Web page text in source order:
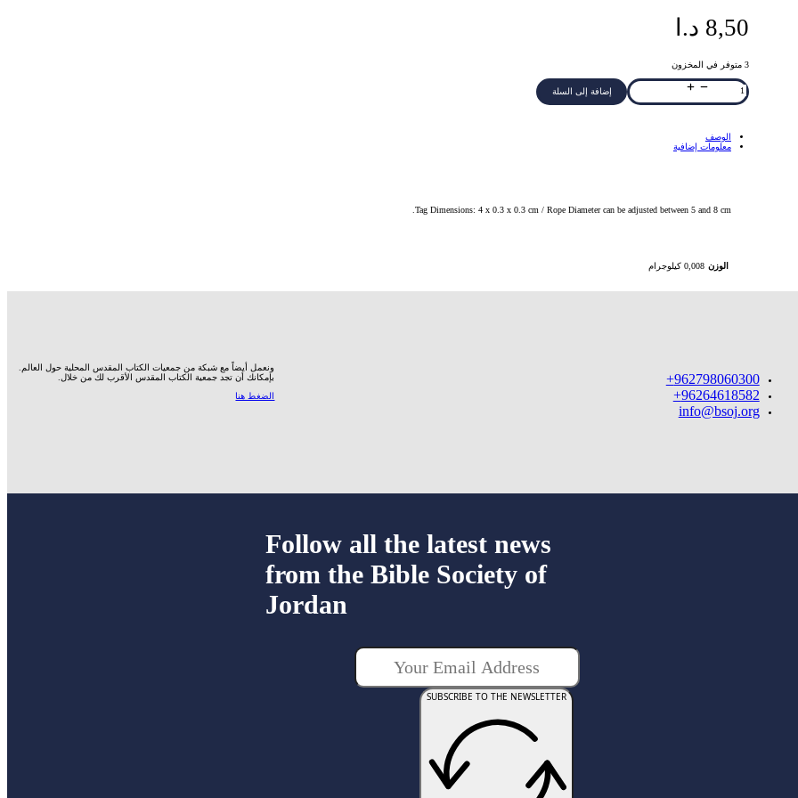
8,50 د.ا
3 متوفر في المخزون
كمية
YOUR
WILL
GREEN
BRACELET
GOLD
إضافة إلى السلة
الوصف
معلومات إضافية
Tag Dimensions: 4 x 0.3 x 0.3 cm / Rope Diameter can be adjusted between 5 and 8 cm.
الوزن 0,008 كيلوجرام
962798060300+
96264618582+
info@bsoj.org
ونعمل أيضاً مع شبكة من جمعيات الكتاب المقدس المحلية حول العالم.
بإمكانك أن تجد جمعية الكتاب المقدس الأقرب لك من خلال.
الضغط هنا
Follow all the latest news
from the Bible Society of
Jordan
SUBSCRIBE TO THE NEWSLETTER